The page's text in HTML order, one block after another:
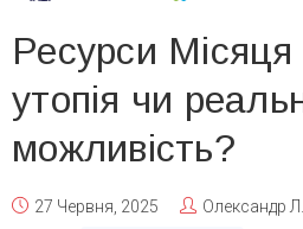
Ресурси Місяця
утопія чи
можливість?
27 Червня, 2025 Олександр Л.